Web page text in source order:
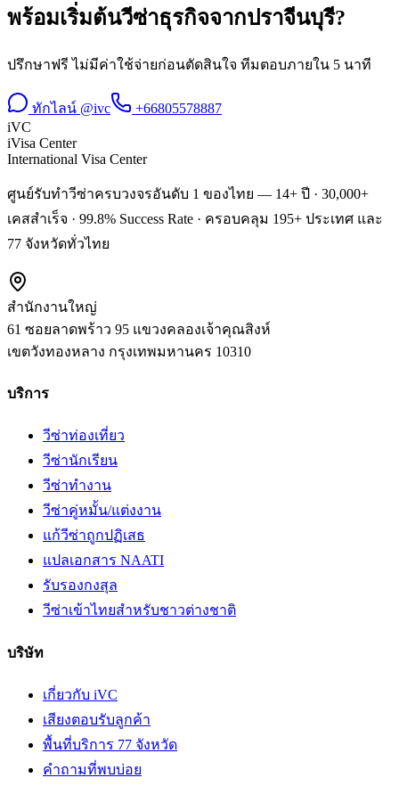
พร้อมเริ่มต้นวีซ่าธุรกิจจากปราจีนบุรี?
ปรึกษาฟรี ไม่มีค่าใช้จ่ายก่อนตัดสินใจ ทีมตอบภายใน 5 นาที
ทักไลน์ @ivc
+66805578887
iVC
iVisa Center
International Visa Center
ศูนย์รับทำวีซ่าครบวงจรอันดับ 1 ของไทย — 14+ ปี · 30,000+
เคสสำเร็จ · 99.8% Success Rate · ครอบคลุม 195+ ประเทศ และ
77 จังหวัดทั่วไทย
สำนักงานใหญ่
61 ซอยลาดพร้าว 95 แขวงคลองเจ้าคุณสิงห์
เขตวังทองหลาง กรุงเทพมหานคร 10310
บริการ
วีซ่าท่องเที่ยว
วีซ่านักเรียน
วีซ่าทำงาน
วีซ่าคู่หมั้น/แต่งงาน
แก้วีซ่าถูกปฏิเสธ
แปลเอกสาร NAATI
รับรองกงสุล
วีซ่าเข้าไทยสำหรับชาวต่างชาติ
บริษัท
เกี่ยวกับ iVC
เสียงตอบรับลูกค้า
พื้นที่บริการ 77 จังหวัด
คำถามที่พบบ่อย